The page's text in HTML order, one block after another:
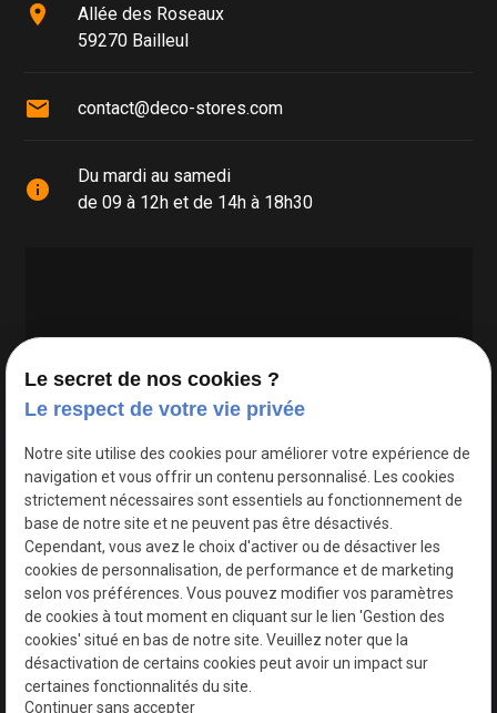
place
Allée des Roseaux
59270 Bailleul
mail contact@deco-stores.com
info
Du mardi au samedi
de 09 à 12h et de 14h à 18h30
Google Maps Search API est désactivé.
Le secret de nos cookies ?
Le respect de votre vie privée
Notre site utilise des cookies pour améliorer votre expérience de
navigation et vous offrir un contenu personnalisé. Les cookies
strictement nécessaires sont essentiels au fonctionnement de
base de notre site et ne peuvent pas être désactivés.
Cependant, vous avez le choix d'activer ou de désactiver les
cookies de personnalisation, de performance et de marketing
selon vos préférences. Vous pouvez modifier vos paramètres
de cookies à tout moment en cliquant sur le lien 'Gestion des
cookies' situé en bas de notre site. Veuillez noter que la
désactivation de certains cookies peut avoir un impact sur
certaines fonctionnalités du site.
Continuer sans accepter